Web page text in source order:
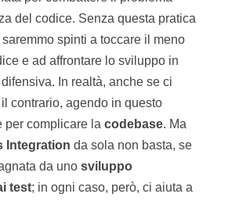
del codice. Senza questa pratica
spinti a toccare il meno
e ad affrontare lo sviluppo in
In realtà, anche se ci
contrario, agendo in questo
per complicare la codebase. Ma
Integration da sola non basta, se
da uno sviluppo
test; in ogni caso, però, ci aiuta a